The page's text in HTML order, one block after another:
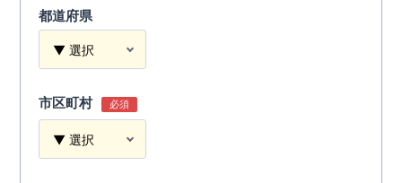
都道府県
市区町村 必須